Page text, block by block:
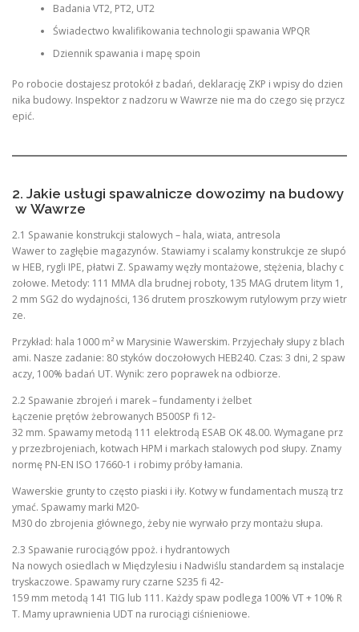
Badania VT2, PT2, UT2
Świadectwo kwalifikowania technologii spawania WPQR
Dziennik spawania i mapę spoin
Po robocie dostajesz protokół z badań, deklarację ZKP i wpisy do dzien
nika budowy. Inspektor z nadzoru w Wawrze nie ma do czego się przycz
epić.
2. Jakie usługi spawalnicze dowozimy na budowy
w Wawrze
2.1 Spawanie konstrukcji stalowych – hala, wiata, antresola
Wawer to zagłębie magazynów. Stawiamy i scalamy konstrukcje ze słupó
w HEB, rygli IPE, płatwi Z. Spawamy węzły montażowe, stężenia, blachy c
zołowe. Metody: 111 MMA dla brudnej roboty, 135 MAG drutem litym 1,
2 mm SG2 do wydajności, 136 drutem proszkowym rutylowym przy wietr
ze.
Przykład: hala 1000 m² w Marysinie Wawerskim. Przyjechały słupy z blach
ami. Nasze zadanie: 80 styków doczołowych HEB240. Czas: 3 dni, 2 spaw
aczy, 100% badań UT. Wynik: zero poprawek na odbiorze.
2.2 Spawanie zbrojeń i marek – fundamenty i żelbet
Łączenie prętów żebrowanych B500SP fi 12-
32 mm. Spawamy metodą 111 elektrodą ESAB OK 48.00. Wymagane prz
y przezbrojeniach, kotwach HPM i markach stalowych pod słupy. Znamy
normę PN-EN ISO 17660-1 i robimy próby łamania.
Wawerskie grunty to często piaski i iły. Kotwy w fundamentach muszą trz
ymać. Spawamy marki M20-
M30 do zbrojenia głównego, żeby nie wyrwało przy montażu słupa.
2.3 Spawanie rurociągów ppoż. i hydrantowych
Na nowych osiedlach w Międzylesiu i Nadwiślu standardem są instalacje
tryskaczowe. Spawamy rury czarne S235 fi 42-
159 mm metodą 141 TIG lub 111. Każdy spaw podlega 100% VT + 10% R
T. Mamy uprawnienia UDT na rurociągi ciśnieniowe.